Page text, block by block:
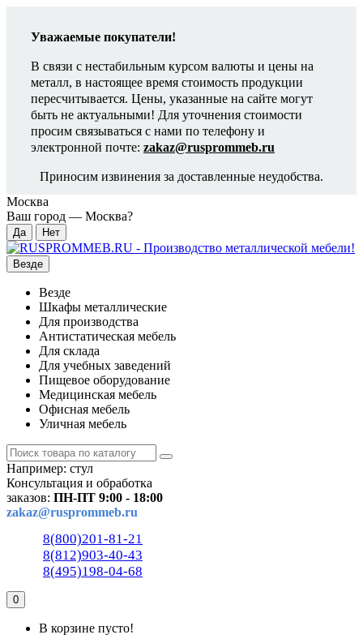
Уважаемые покупатели!
В связи с нестабильным курсом валюты и цены на
металл, в настоящее время стоимость продукции
пересчитывается. Цены, указанные на сайте могут
быть не актуальными! Для уточнения стоимости
просим связываться с нами по телефону и
электронной почте: zakaz@rusprommeb.ru
Приносим извинения за доставленные неудобства.
Москва
Ваш город — Москва?
Везде
Везде
Шкафы металлические
Для производства
Антистатическая мебель
Для склада
Для учебных заведений
Пищевое оборудование
Медицинская мебель
Офисная мебель
Уличная мебель
Например: стул
Консультация и обработка
заказов: ПН-ПТ 9:00 - 18:00
zakaz@rusprommeb.ru
8(800)201-81-21
8(812)903-40-43
8(495)198-04-68
0
В корзине пусто!